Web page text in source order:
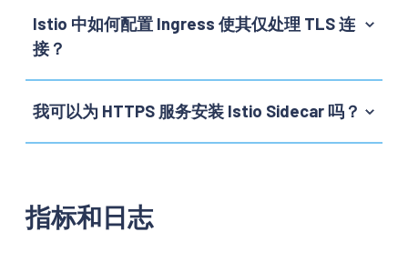
Istio 中如何配置 Ingress 使其仅处理 TLS 连
接？
我可以为 HTTPS 服务安装 Istio Sidecar 吗？
指标和日志